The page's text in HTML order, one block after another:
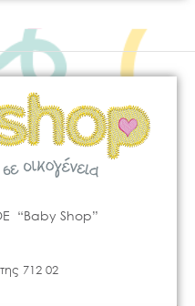
“Baby Shop”
712 02